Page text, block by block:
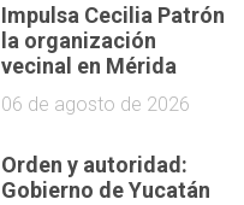
Impulsa Cecilia Patrón
la organización
vecinal en Mérida
06 de agosto de 2026
Orden y autoridad:
Gobierno de Yucatán